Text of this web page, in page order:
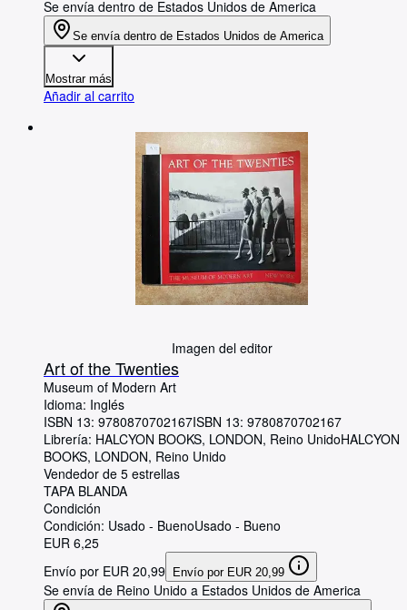
Se envía dentro de Estados Unidos de America
Se envía dentro de Estados Unidos de America
Mostrar más
Añadir al carrito
Imagen del editor
Art of the Twenties
Museum of Modern Art
Idioma: Inglés
ISBN 13: 9780870702167ISBN 13: 9780870702167
Librería: HALCYON BOOKS, LONDON, Reino UnidoHALCYON
BOOKS, LONDON, Reino Unido
Vendedor de 5 estrellas
TAPA BLANDA
Condición
Condición: Usado - BuenoUsado - Bueno
EUR 6,25
Envío por EUR 20,99
Envío por EUR 20,99
Se envía de Reino Unido a Estados Unidos de America